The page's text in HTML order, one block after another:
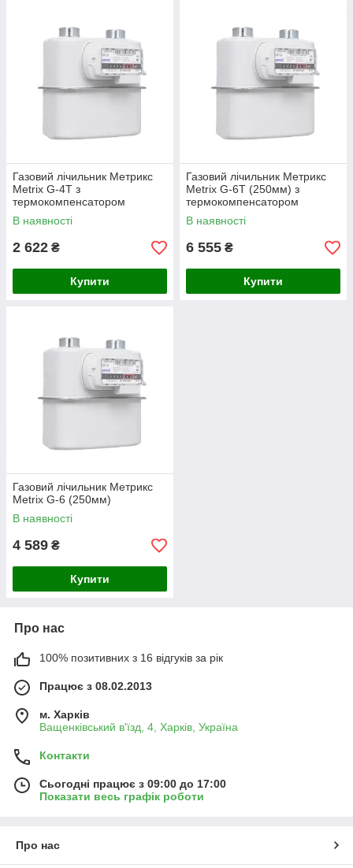
Газовий лічильник Метрикс
Metrix G-4Т з
термокомпенсатором
В наявності
2 622 ₴
Купити
Газовий лічильник Метрикс
Metrix G-6Т (250мм) з
термокомпенсатором
В наявності
6 555 ₴
Купити
Газовий лічильник Метрикс
Metrix G-6 (250мм)
В наявності
4 589 ₴
Купити
Про нас
100% позитивних з 16 відгуків за рік
Працює з 08.02.2013
м. Харків
Ващенківський в'їзд, 4, Харків, Україна
Контакти
Сьогодні працює з 09:00 до 17:00
Показати весь графік роботи
Про нас